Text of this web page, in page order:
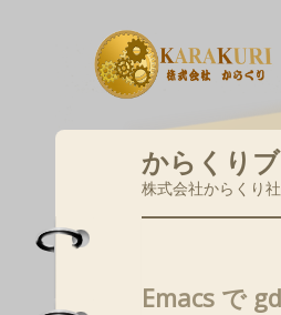
からくり
株式会社からくり
Emacs で